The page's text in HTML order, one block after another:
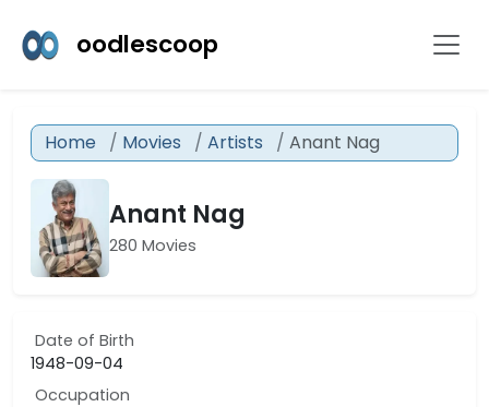
oodlescoop
Home Movies Artists Anant Nag
Anant Nag
280 Movies
Date of Birth
1948-09-04
Occupation